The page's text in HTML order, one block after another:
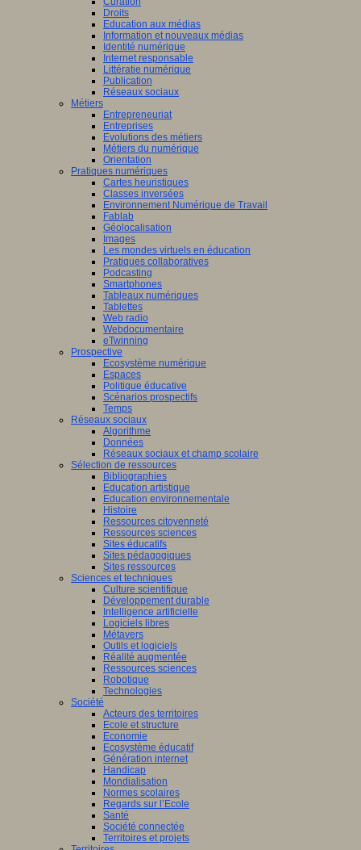
Droits
Education aux médias
Information et nouveaux médias
Identité numérique
Internet responsable
Littératie numérique
Publication
Réseaux sociaux
Métiers
Entrepreneuriat
Entreprises
Evolutions des métiers
Métiers du numérique
Orientation
Pratiques numériques
Cartes heuristiques
Classes inversées
Environnement Numérique de Travail
Fablab
Géolocalisation
Images
Les mondes virtuels en éducation
Pratiques collaboratives
Podcasting
Smartphones
Tableaux numériques
Tablettes
Web radio
Webdocumentaire
eTwinning
Prospective
Ecosystème numérique
Espaces
Politique éducative
Scénarios prospectifs
Temps
Réseaux sociaux
Algorithme
Données
Réseaux sociaux et champ scolaire
Sélection de ressources
Bibliographies
Education artistique
Education environnementale
Histoire
Ressources citoyenneté
Ressources sciences
Sites éducatifs
Sites pédagogiques
Sites ressources
Sciences et techniques
Culture scientifique
Développement durable
Intelligence artificielle
Logiciels libres
Métavers
Outils et logiciels
Réalité augmentée
Ressources sciences
Robotique
Technologies
Société
Acteurs des territoires
Ecole et structure
Economie
Ecosystème éducatif
Génération internet
Handicap
Mondialisation
Normes scolaires
Regards sur l’Ecole
Santé
Société connectée
Territoires et projets